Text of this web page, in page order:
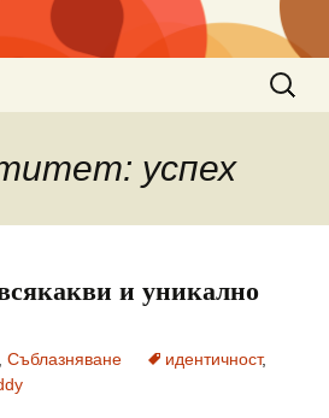
за:
успех
и уникално
Съблазняване идентичност,